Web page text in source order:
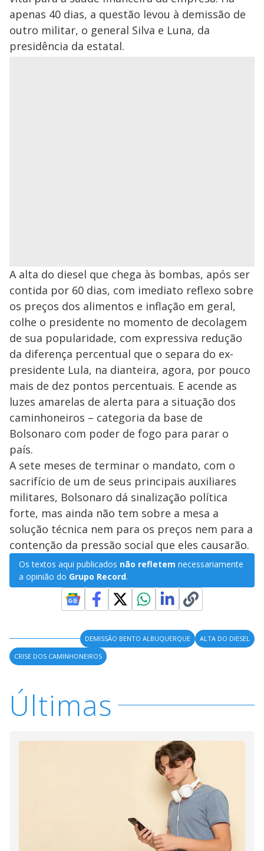
apenas 40 dias, a questão levou à demissão de
outro militar, o general Silva e Luna, da
presidência da estatal.
A alta do diesel que chega às bombas, após ser
contida por 60 dias, com imediato reflexo sobre
os preços dos alimentos e inflação em geral,
colhe o presidente no momento de decolagem
de sua popularidade, com expressiva redução
da diferença percentual que o separa do ex-
presidente Lula, na dianteira, agora, por pouco
mais de dez pontos percentuais. E acende as
luzes amarelas de alerta para a situação dos
caminhoneiros – categoria da base de
Bolsonaro com poder de fogo para parar o
país.
A sete meses de terminar o mandato, com o
sacrifício de um de seus principais auxiliares
militares, Bolsonaro dá sinalização política
forte, mas ainda não tem sobre a mesa a
solução técnica nem para os preços nem para a
contenção da pressão social que eles causarão.
Os textos aqui publicados não refletem necessariamente
a opinião do Grupo Record.
DEMISSÃO BENTO ALBUQUERQUE
ALTA DO DIESEL
CRISE DOS CAMINHONEIROS
Últimas